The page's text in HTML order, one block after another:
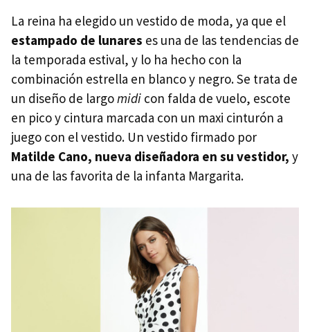
La reina ha elegido un vestido de moda, ya que el
estampado de lunares es una de las tendencias de
la temporada estival, y lo ha hecho con la
combinación estrella en blanco y negro. Se trata de
un diseño de largomidi con falda de vuelo, escote
en pico y cintura marcada con un maxi cinturón a
juego con el vestido. Un vestido firmado por
Matilde Cano, nueva diseñadora en su vestidor, y
una de las favorita de la infanta Margarita.